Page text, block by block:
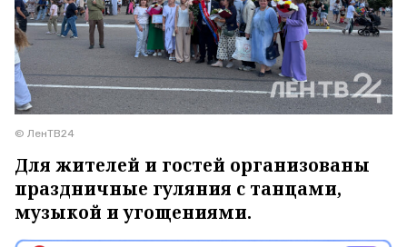
© ЛенТВ24
Для жителей и гостей организованы
праздничные гуляния с танцами,
музыкой и угощениями.